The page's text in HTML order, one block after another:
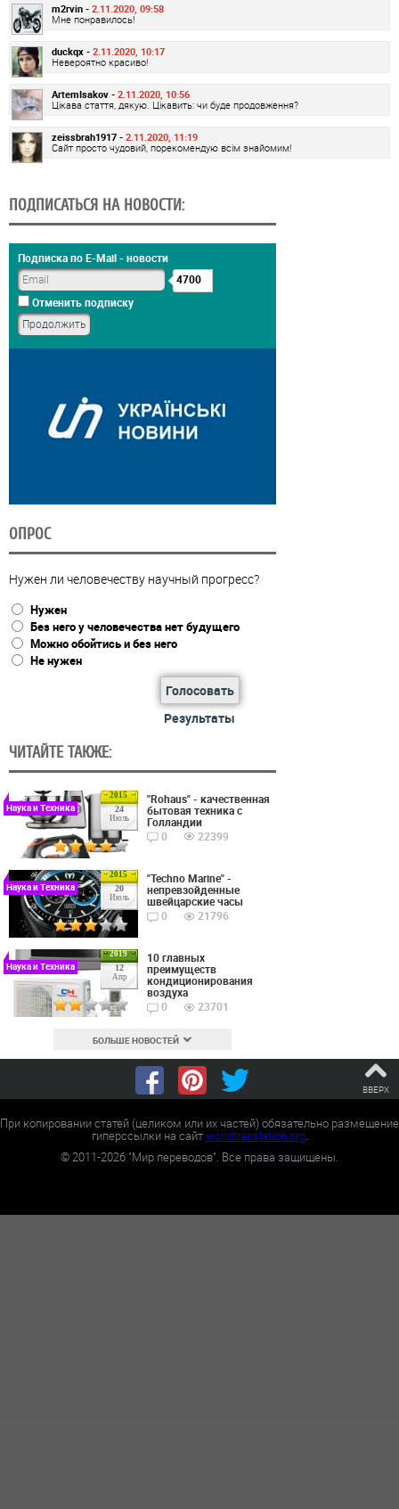
m2rvin - 2.11.2020, 09:58
Мне понравилось!
duckqx - 2.11.2020, 10:17
Невероятно красиво!
ArtemIsakov - 2.11.2020, 10:56
Цікава стаття, дякую. Цікавить: чи буде продовження?
zeissbrah1917 - 2.11.2020, 11:19
Сайт просто чудовий, порекомендую всім знайомим!
ПОДПИСАТЬСЯ НА НОВОСТИ:
Подписка по E-Mail - новости
4700
Отменить подписку
ОПРОС
Нужен ли человечеству научный прогресс?
Нужен
Без него у человечества нет будущего
Можно обойтись и без него
Не нужен
Голосовать
Результаты
ЧИТАЙТЕ ТАКЖЕ:
2015
24
Июль
Наука и Техника
"Rohaus" - качественная
бытовая техника с
Голландии
0
22399
2015
20
Июль
Наука и Техника
"Techno Marine" -
непревзойденные
швейцарские часы
0
21796
2019
12
Апр
Наука и Техника
10 главных
преимуществ
кондиционирования
воздуха
0
23701
БОЛЬШЕ НОВОСТЕЙ
ВВЕРХ
При копировании статей (целиком или их частей) обязательно размещение
гиперссылки на сайтworldtranslation.org.
©2011-2026 "Мир переводов". Все права защищены.